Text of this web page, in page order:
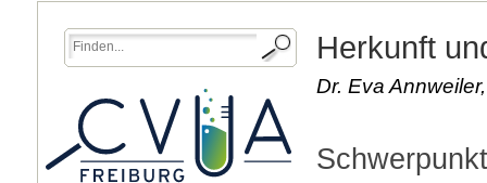
Herkunft
Dr. Eva